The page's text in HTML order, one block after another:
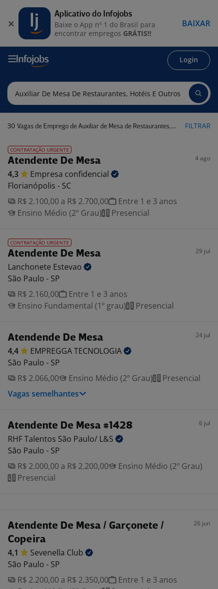
Login
30 Vagas de Emprego de Auxiliar de Mesa de Restaurantes, Hotéis e Outros FILTRAR
CONTRATAÇÃO URGENTE
Atendente De Mesa 4 ago
4,3 Empresa confidencial
Florianópolis - SC
R$ 2.100,00 a R$ 2.700,00
Entre 1 e 3 anos
Ensino Médio (2º Grau)
Presencial
CONTRATAÇÃO URGENTE
Atendente De Mesa 29 jul
Lanchonete Estevao
São Paulo - SP
R$ 2.160,00
Entre 1 e 3 anos
Ensino Fundamental (1º grau)
Presencial
Atendende De Mesa 24 jul
4,4 EMPREGGATECNOLOGIA
São Paulo - SP
R$ 2.066,00
Ensino Médio (2º Grau)
Presencial
Vagas semelhantes
Atendente De Mesa #1428 6 jul
RHF Talentos São Paulo/ L&S
São Paulo - SP
R$ 2.000,00 a R$ 2.200,00
Ensino Médio (2º Grau)
Presencial
Atendente De Mesa / Garçonete /
Copeira
26 jun
4,1 Sevenella Club
São Paulo - SP
R$ 2.200,00 a R$ 2.350,00
Entre 1 e 3 anos
Aplicativo do Infojobs
Baixe o App nº 1 do Brasil para
encontrar empregos GRÁTIS!!
BAIXAR